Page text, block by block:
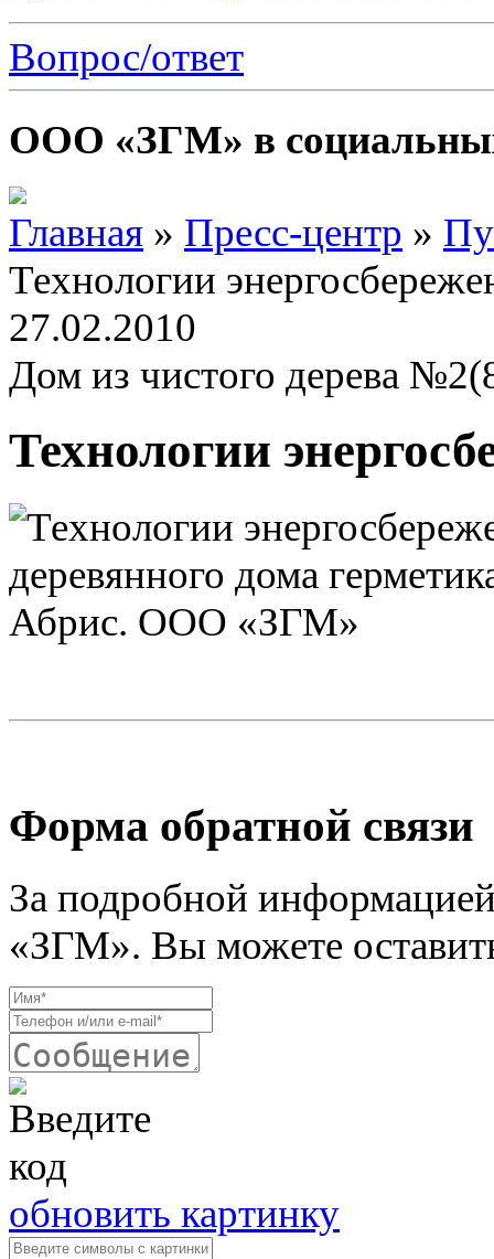
Вопрос/ответ
ООО «ЗГМ» в
Главная » Пресс-центр »
Технологии
27.02.2010
Дом из чистого дерева
Технологии
Форма обратной связи
За подробной
«ЗГМ». Вы можете
обновить картинку